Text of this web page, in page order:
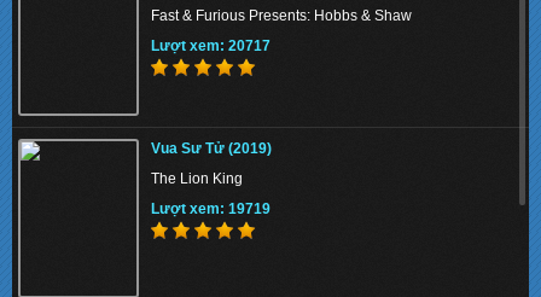
Thiên Nga Bóng Đêm S01 2022 - Eve
Lượt xem: 157245
Fast & Furious Presents: Hobbs & Shaw
Lượt xem: 20717
Vua Sư Tử (2019)
The Lion King
Lượt xem: 19719